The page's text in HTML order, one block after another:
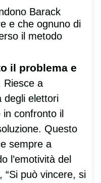
Barack
e che ognuno di
il metodo
il problema e
Riesce a
degli elettori
in confronto il
Questo
sempre a
l’emotività del
“Si può vincere, si